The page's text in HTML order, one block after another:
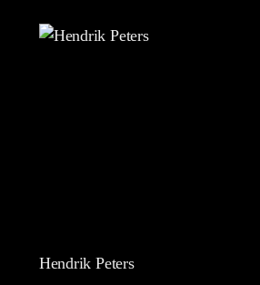
Hendrik Peters